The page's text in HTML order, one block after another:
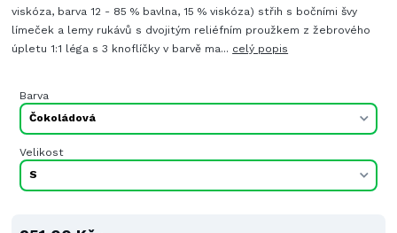
viskóza, barva 12 - 85 % bavlna, 15 % viskóza) střih s bočními švy
límeček a lemy rukávů s dvojitým reliéfním proužkem z žebrového
úpletu 1:1 léga s 3 knoflíčky v barvě ma... celý popis
Barva
Velikost